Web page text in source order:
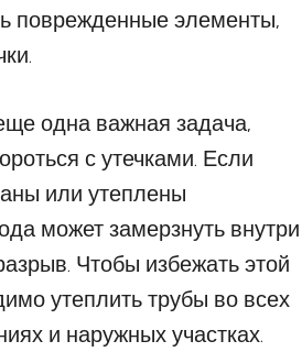
поврежденные элементы,
одна важная задача,
с утечками. Если
или утеплены
может замерзнуть внутри
Чтобы избежать этой
утеплить трубы во всех
и наружных участках.